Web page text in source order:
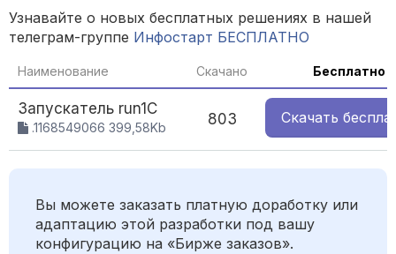
Узнавайте о новых бесплатных решениях в нашей
телеграм-группе Инфостарт БЕСПЛАТНО
Наименование Скачано Бесплатно
Запускатель run1С
.1168549066 399,58Kb 803 Скачать
Вы можете заказать платную доработку или
адаптацию этой разработки под вашу
конфигурацию на «Бирже заказов».